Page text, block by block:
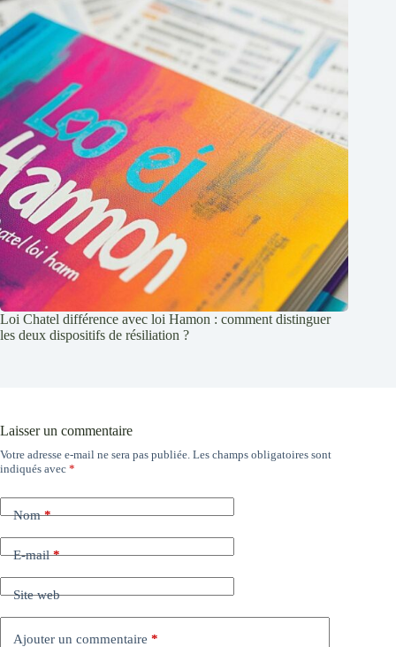
Loi Chatel différence avec loi Hamon : comment distinguer
les deux dispositifs de résiliation ?
Laisser un commentaire
Votre adresse e-mail ne sera pas publiée. Les champs obligatoires sont
indiqués avec *
Nom*
E-mail*
Site web
Ajouter un commentaire *